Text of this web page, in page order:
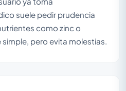
suele pedir prudencia
como zinc o
pero evita molestias.